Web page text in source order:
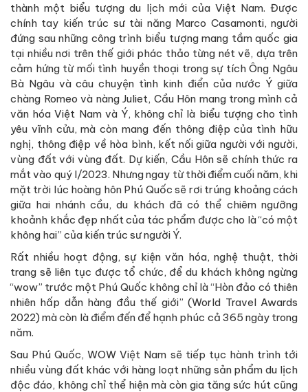
thành một biểu tượng du lịch mới của Việt Nam. Được
chính tay kiến trúc sư tài năng Marco Casamonti, người
đứng sau những công trình biểu tượng mang tầm quốc gia
tại nhiều nơi trên thế giới phác thảo từng nét vẽ, dựa trên
cảm hứng từ mối tình huyền thoại trong sự tích Ông Ngâu
Bà Ngâu và câu chuyện tình kinh điển của nước Ý giữa
chàng Romeo và nàng Juliet, Cầu Hôn mang trong mình cả
văn hóa Việt Nam và Ý, không chỉ là biểu tượng cho tình
yêu vĩnh cửu, mà còn mang đến thông điệp của tình hữu
nghị, thông điệp về hòa bình, kết nối giữa người với người,
vùng đất với vùng đất. Dự kiến, Cầu Hôn sẽ chính thức ra
mắt vào quý I/2023. Nhưng ngay từ thời điểm cuối năm, khi
mặt trời lúc hoàng hôn Phú Quốc sẽ rơi trúng khoảng cách
giữa hai nhánh cầu, du khách đã có thể chiêm ngưỡng
khoảnh khắc đẹp nhất của tác phẩm được cho là “có một
không hai” của kiến trúc sư người Ý.
Rất nhiều hoạt động, sự kiện văn hóa, nghệ thuật, thời
trang sẽ liên tục được tổ chức, để du khách không ngừng
“wow” trước một Phú Quốc không chỉ là “Hòn đảo có thiên
nhiên hấp dẫn hàng đầu thế giới” (World Travel Awards
2022) mà còn là điểm đến để hạnh phúc cả 365 ngày trong
năm.
Sau Phú Quốc, WOW Việt Nam sẽ tiếp tục hành trình tới
nhiều vùng đất khác với hàng loạt những sản phẩm du lịch
độc đáo, không chỉ thể hiện mà còn gia tăng sức hút cũng